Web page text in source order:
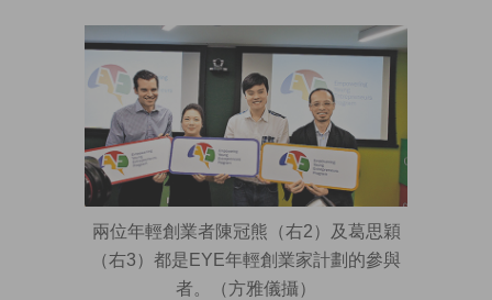
兩位年輕創業者陳冠熊（右2）及葛思穎
（右3）都是EYE年輕創業家計劃的參與
者。（方雅儀攝）